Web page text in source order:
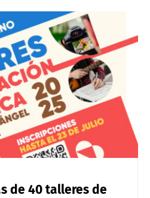
de 40 talleres de